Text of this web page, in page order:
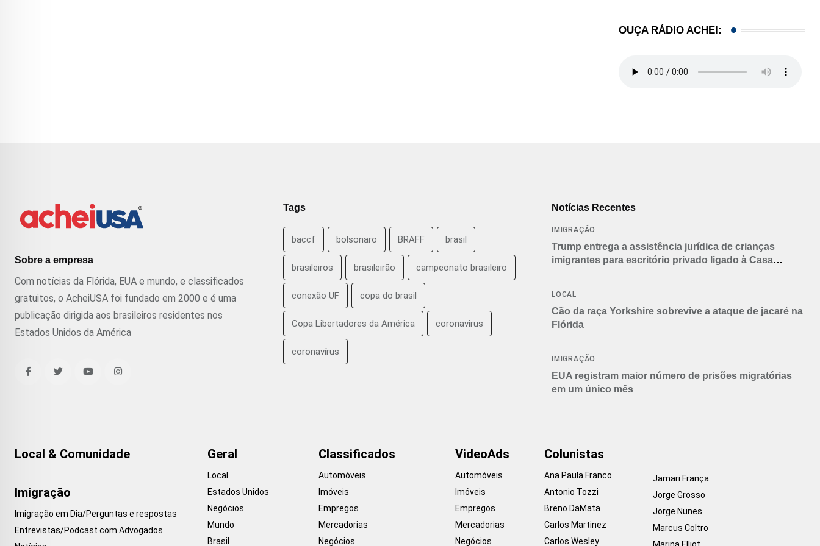
OUÇA RÁDIO ACHEI:
Sobre a empresa
Com notícias da Flórida, EUA e mundo, e classificados
gratuitos, o AcheiUSA foi fundado em 2000 e é uma
publicação dirigida aos brasileiros residentes nos
Estados Unidos da América
Tags
baccf bolsonaro BRAFF brasil
brasileiros brasileirão campeonato brasileiro
conexão UF copa do brasil
Copa Libertadores da América coronavirus
coronavírus
Notícias Recentes
IMIGRAÇÃO
Trump entrega a assistência jurídica de crianças
imigrantes para escritório privado ligado à Casa
LOCAL
Cão da raça Yorkshire sobrevive a ataque de jacaré na
Flórida
IMIGRAÇÃO
EUA registram maior número de prisões migratórias
em um único mês
Local & Comunidade
Imigração
Imigração em Dia/Perguntas e respostas
Entrevistas/Podcast com Advogados
Geral
Local
Estados Unidos
Negócios
Mundo
Brasil
Classificados
Automóveis
Imóveis
Empregos
Mercadorias
Negócios
VideoAds
Automóveis
Imóveis
Empregos
Mercadorias
Negócios
Colunistas
Ana Paula Franco
Antonio Tozzi
Breno DaMata
Carlos Martinez
Carlos Wesley
Jamari França
Jorge Grosso
Jorge Nunes
Marcus Coltro